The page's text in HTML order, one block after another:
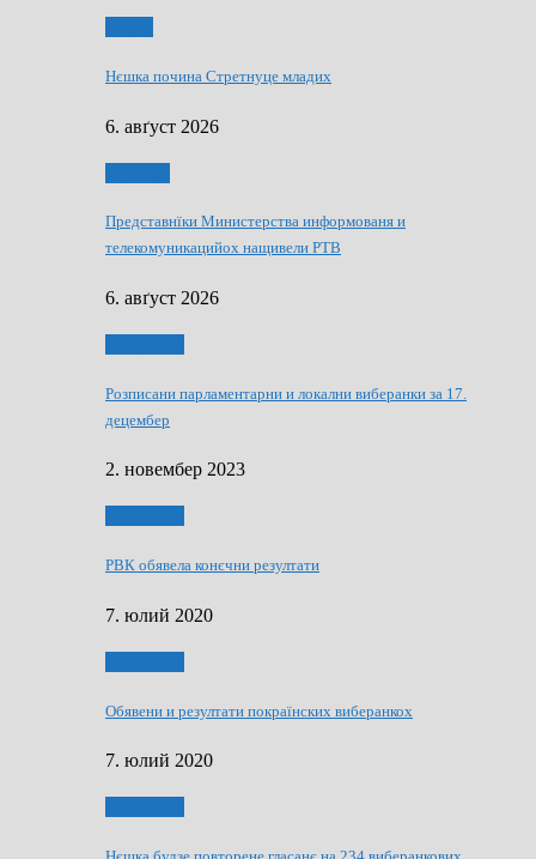
Нєшка почина Стретнуце младих
6. авґуст 2026
Представнїки Министерства информованя и
телекомуникацийох нащивели РТВ
6. авґуст 2026
Розписани парламентарни и локални виберанки за 17.
децембер
2. новембер 2023
РВК обявела конєчни резултати
7. юлий 2020
Обявени и резултати покраїнских виберанкох
7. юлий 2020